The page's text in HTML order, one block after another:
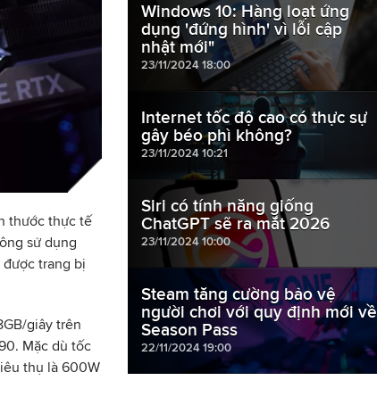
thước thực tế
sử dụng
trang bị
giây trên
Mặc dù tốc
thụ là 600W
Windows 10: Hàng loạt ứng
dụng 'đứng hình' vì lỗi cập
nhật mới"
23/11/2024 18:00
Internet tốc độ cao có thực sự
gây béo phì không?
23/11/2024 10:21
Siri có tính năng giống
ChatGPT sẽ ra mắt 2026
23/11/2024 10:00
Steam tăng cường bảo vệ
người chơi với quy định mới về
Season Pass
22/11/2024 19:00